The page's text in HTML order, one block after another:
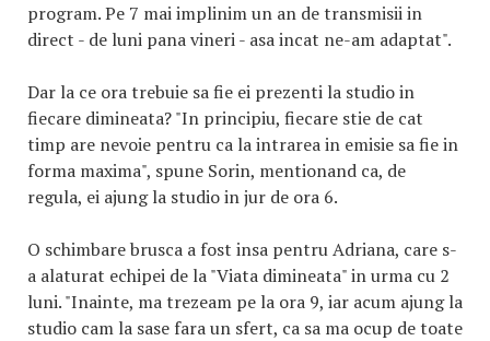
program. Pe 7 mai implinim un an de transmisii in
direct - de luni pana vineri - asa incat ne-am adaptat".
Dar la ce ora trebuie sa fie ei prezenti la studio in
fiecare dimineata? "In principiu, fiecare stie de cat
timp are nevoie pentru ca la intrarea in emisie sa fie in
forma maxima", spune Sorin, mentionand ca, de
regula, ei ajung la studio in jur de ora 6.
O schimbare brusca a fost insa pentru Adriana, care s-
a alaturat echipei de la "Viata dimineata" in urma cu 2
luni. "Inainte, ma trezeam pe la ora 9, iar acum ajung la
studio cam la sase fara un sfert, ca sa ma ocup de toate